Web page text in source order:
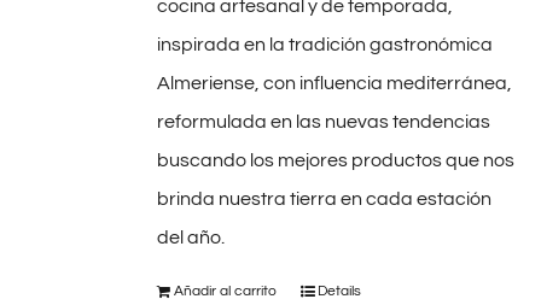
cocina artesanal y de temporada,
inspirada en la tradición gastronómica
Almeriense, con influencia mediterránea,
reformulada en las nuevas tendencias
buscando los mejores productos que nos
brinda nuestra tierra en cada estación
del año.
Añadir al carrito Details